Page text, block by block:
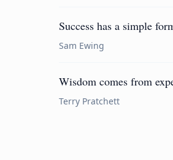
Success has a simple
Sam Ewing
Wisdom comes from
Terry Pratchett